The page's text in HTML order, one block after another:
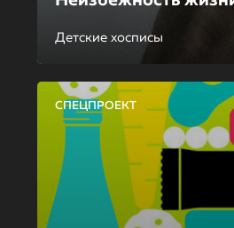
Детские хосписы
СПЕЦПРОЕКТ